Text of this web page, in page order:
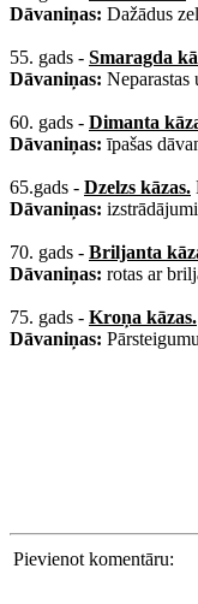
Dāvaniņas: Dažādus
55. gads - Smaragda
Dāvaniņas: Neparastas
60. gads - Dimanta
Dāvaniņas: īpašas
65.gads - Dzelzs kāzas.
Dāvaniņas:
70. gads - Briljanta
Dāvaniņas: rotas ar
75. gads - Kroņa kāzas.
Dāvaniņas:
Pievienot komentāru: